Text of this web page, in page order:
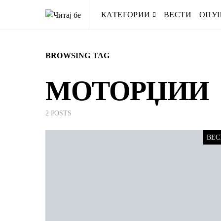
КАТЕГОРИИ ВЕСТИ
BROWSING TAG
МОТОРЏИИ
2 POSTS